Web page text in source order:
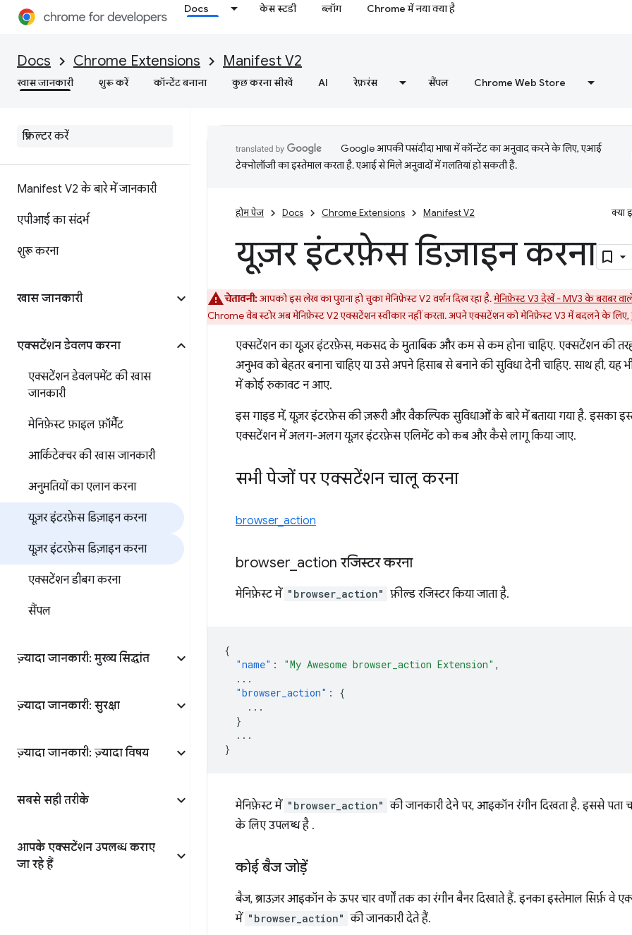
Docs केस स्टडी ब्लॉग Chrome में नया क्या है
Docs Chrome Extensions Manifest V2
खास जानकारी शुरू करें कॉन्टेंट बनाना कुछ करना सीखें AI रेफ़रंस सैंपल Chrome Web Store
Manifest V2 के बारे में जानकारी
एपीआई का संदर्भ
शुरू करना
खास जानकारी
एक्सटेंशन डेवलप करना
एक्सटेंशन डेवलपमेंट की खास
जानकारी
मेनिफ़ेस्ट फ़ाइल फ़ॉर्मैट
आर्किटेक्चर की खास जानकारी
अनुमतियों का एलान करना
यूज़र इंटरफ़ेस डिज़ाइन करना
यूज़र इंटरफ़ेस डिज़ाइन करना
एक्सटेंशन डीबग करना
सैंपल
ज़्यादा जानकारी: मुख्य सिद्धांत
ज़्यादा जानकारी: सुरक्षा
ज़्यादा जानकारी: ज़्यादा विषय
सबसे सही तरीके
आपके एक्सटेंशन उपलब्ध कराए
जा रहे हैं
Google आपकी पसंदीदा भाषा में कॉन्टेंट का अनुवाद करने के लिए, एआई
टेक्नोलॉजी का इस्तेमाल करता है. एआई से मिले अनुवादों में गलतियां हो सकती हैं.
होम पेज Docs Chrome Extensions Manifest V2 क्या
यूज़र इंटरफ़ेस डिज़ाइन करना
चेतावनी:आपको इस लेख का पुराना हो चुका मेनिफ़ेस्ट V2 वर्शन दिख रहा है.मेनिफ़ेस्ट V3 देखें - MV3 के बराबर
Chrome वेब स्टोर अब मेनिफ़ेस्ट V2 एक्सटेंशन स्वीकार नहीं करता. अपने एक्सटेंशन को मेनिफ़ेस्ट V3 में बदलने के लिए,
एक्सटेंशन का यूज़र इंटरफ़ेस, मकसद के मुताबिक और कम से कम होना चाहिए. एक्सटेंशन की
अनुभव को बेहतर बनाना चाहिए या उसे अपने हिसाब से बनाने की सुविधा देनी चाहिए. साथ ही, यह
में कोई रुकावट न आए.
इस गाइड में, यूज़र इंटरफ़ेस की ज़रूरी और वैकल्पिक सुविधाओं के बारे में बताया गया है. इसका
एक्सटेंशन में अलग-अलग यूज़र इंटरफ़ेस एलिमेंट को कब और कैसे लागू किया जाए.
सभी पेजों पर एक्सटेंशन चालू करना
browser_action
browser action रजिस्टर करना
मेनिफ़ेस्ट में "browser_action" फ़ील्ड रजिस्टर किया जाता है.
{
"name" : "My Awesome browser_action Extension" ,
...
"browser_action" :
{
...
}
...
}
मेनिफ़ेस्ट में "browser_action" की जानकारी देने पर, आइकॉन रंगीन दिखता है. इससे
के लिए उपलब्ध है .
कोई बैज जोड़ें
बैज, ब्राउज़र आइकॉन के ऊपर चार वर्णों तक का रंगीन बैनर दिखाते हैं. इनका इस्तेमाल सिर्फ़
में "browser_action" की जानकारी देते हैं.